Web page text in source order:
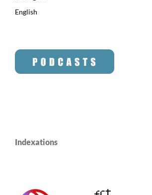
English
Indexations